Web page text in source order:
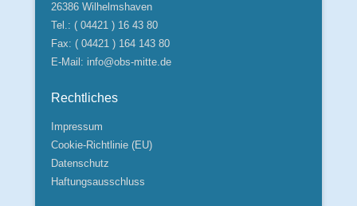
26386 Wilhelmshaven
Tel.: ( 04421 ) 16 43 80
Fax: ( 04421 ) 164 143 80
E-Mail: info@obs-mitte.de
Rechtliches
Impressum
Cookie-Richtlinie (EU)
Datenschutz
Haftungsausschluss